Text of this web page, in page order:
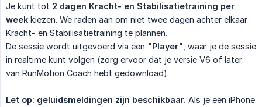
Je kunt tot 2 dagen Kracht- en Stabilisatietraining per
week kiezen. We raden aan om niet twee dagen achter elkaar
Kracht- en Stabilisatietraining te plannen.
De sessie wordt uitgevoerd via een "Player" , waar je de sessie
in realtime kunt volgen (zorg ervoor dat je versie V6 of later
van RunMotion Coach hebt gedownload).
Let op: geluidsmeldingen zijn beschikbaar. Als je een iPhone